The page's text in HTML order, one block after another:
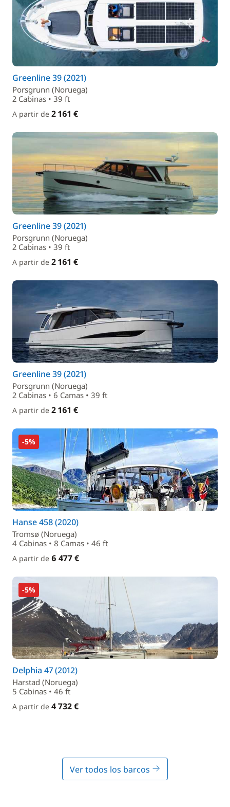
Greenline 39 (2021)
Porsgrunn (Noruega)
2 Cabinas • 39 ft
A partir de 2 161 €
Greenline 39 (2021)
Porsgrunn (Noruega)
2 Cabinas • 39 ft
A partir de 2 161 €
Greenline 39 (2021)
Porsgrunn (Noruega)
2 Cabinas • 6 Camas • 39 ft
A partir de 2 161 €
-5%
Hanse 458 (2020)
Tromsø (Noruega)
4 Cabinas • 8 Camas • 46 ft
A partir de 6 477 €
-5%
Delphia 47 (2012)
Harstad (Noruega)
5 Cabinas • 46 ft
A partir de 4 732 €
Ver todos los barcos